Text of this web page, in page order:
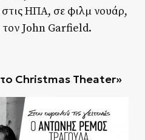
στις ΗΠΑ, σε φιλμ νουάρ,
John Garfield.
Christmas Theater»